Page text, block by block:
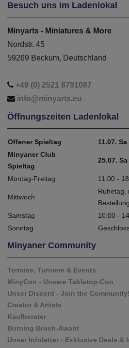
Besuch uns im Ladenlokal
Minyarts - Miniatures & More
Nordstr. 45
59269 Beckum, Deutschland
+49 (0) 2521 8791087
info@minyarts.eu
Öffnungszeiten Ladenlokal
Offener Spieltag
11.07.
Minyaner Club
Spieltag
25.07.
Montag-Freitag 11:00 -
Mittwoch
Ruhetag,
Bestellung
Samstag
10:00 -
Sonntag
Minyaner Community
Termine, Turniere & Events
MinyCon - Unsere Tabletop-Con
Unser Discord - Join the Community!
Creator & Artists
Kaufberater
Burning Brush-Award
Unser Infoletter - Exklusive Deals &